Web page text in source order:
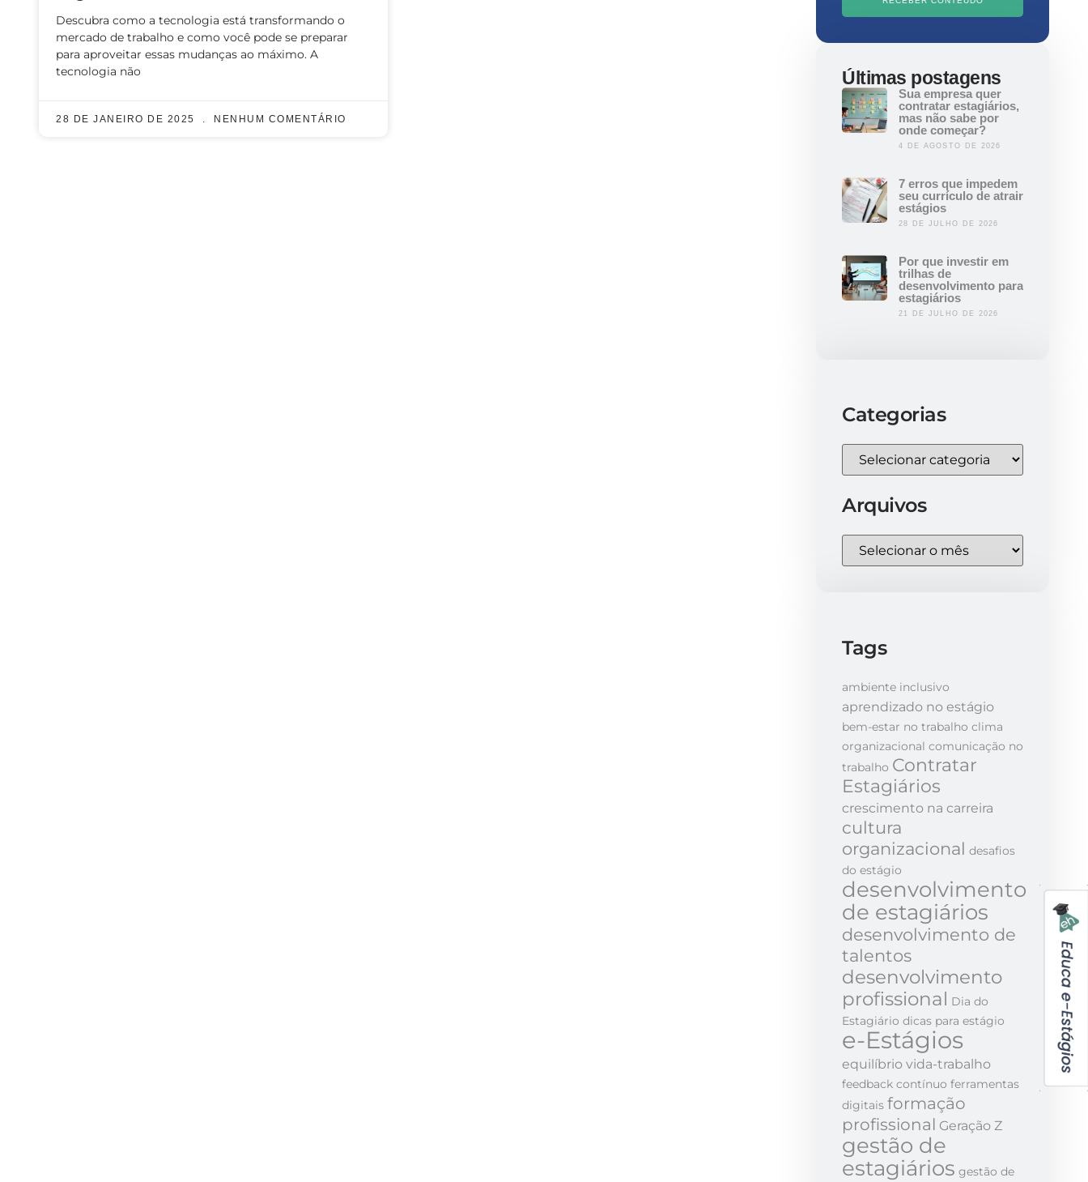
Descubra como a tecnologia está transformando o
mercado de trabalho e como você pode se preparar
para aproveitar essas mudanças ao máximo. A
tecnologia não
28 DE JANEIRO DE 2025 NENHUM COMENTÁRIO
Últimas postagens
Sua empresa quer
contratar estagiários,
mas não sabe por
onde começar?
4 DE AGOSTO DE 2026
7 erros que impedem
seu currículo de atrair
estágios
28 DE JULHO DE 2026
Por que investir em
trilhas de
desenvolvimento para
estagiários
21 DE JULHO DE 2026
Categorias
Arquivos
Tags
ambiente inclusivo
aprendizado no estágio
bem-estar no trabalho clima
organizacional comunicação no
trabalho Contratar
Estagiários
crescimento na carreira
cultura
organizacional desafios
do estágio
desenvolvimento
de estagiários
desenvolvimento de
talentos
desenvolvimento
profissional Dia do
Estagiário dicas para estágio
e-Estágios
equilíbrio vida-trabalho
feedback contínuo ferramentas
digitais formação
profissional Geração Z
gestão de
estagiários gestão de